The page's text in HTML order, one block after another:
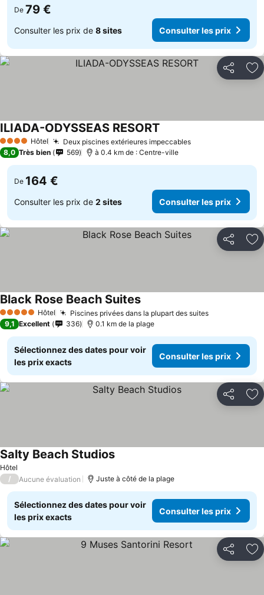
De 79 €
Consulter les prix de 8 sites Consulter les prix
Partager
4 Étoiles Hôtel Deux piscines extérieures impeccables
ILIADA-ODYSSEAS RESORT
8,0 Très bien 569 à 0.4 km de : Centre-ville
De 164 €
Consulter les prix de 2 sites Consulter les prix
Partager
5 Étoiles Hôtel Piscines privées dans la plupart des suites
Black Rose Beach Suites
9,1 Excellent 336 0.1 km de la plage
Sélectionnez des dates pour voir
les prix exacts
Consulter les prix
Partager
Hôtel
Salty Beach Studios
/ Aucune évaluation Juste à côté de la plage
Sélectionnez des dates pour voir
les prix exacts
Consulter les prix
Partager